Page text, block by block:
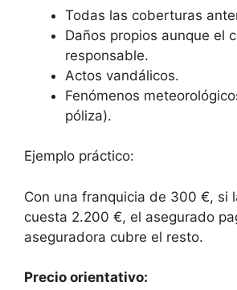
Todas las coberturas
Daños propios aunque el
responsable.
Actos vandálicos.
Fenómenos
póliza).
Ejemplo práctico:
Con una franquicia de 300 €, si
cuesta 2.200 €, el asegurado
aseguradora cubre el resto.
Precio orientativo: